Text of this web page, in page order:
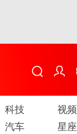
科技
视频
汽车
星座